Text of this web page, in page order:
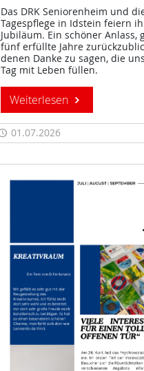
Das DRK Seniorenheim und
Tagespflege in Idstein feiern
Jubiläum. Ein schöner Anlass,
fünf erfüllte Jahre
denen Danke zu sagen, die
Tag mit Leben füllen.
Weiterlesen
01.07.2026